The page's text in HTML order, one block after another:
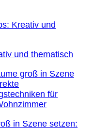
und thematisch
in Szene setzen: